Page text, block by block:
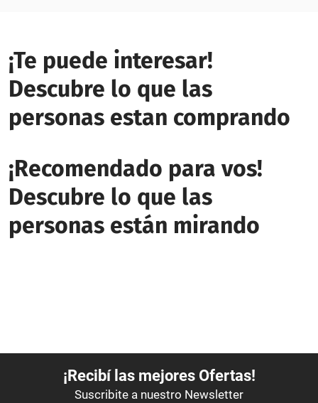
¡Te puede interesar!
Descubre lo que las
personas estan comprando
¡Recomendado para vos!
Descubre lo que las
personas están mirando